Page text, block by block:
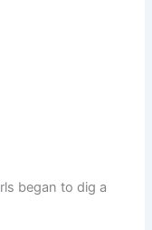
began to dig a